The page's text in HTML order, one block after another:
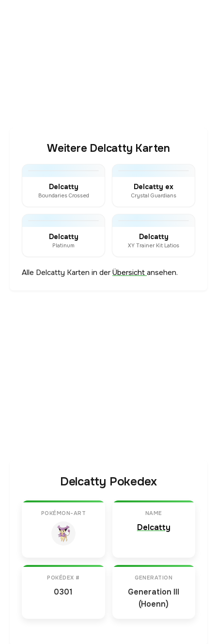
Weitere Delcatty Karten
Delcatty
Boundaries Crossed
Delcatty ex
Crystal Guardians
Delcatty
Platinum
Delcatty
XY Trainer Kit Latios
Alle Delcatty Karten in derÜbersicht ansehen.
Delcatty Pokedex
POKÉMON-ART NAME
Delcatty
POKÉDEX #
0301
GENERATION
Generation III
(Hoenn)